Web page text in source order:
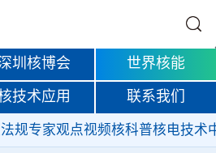
圳核博会 世界核能
技术应用 联系我们
规专家观点视频核科普核电技术